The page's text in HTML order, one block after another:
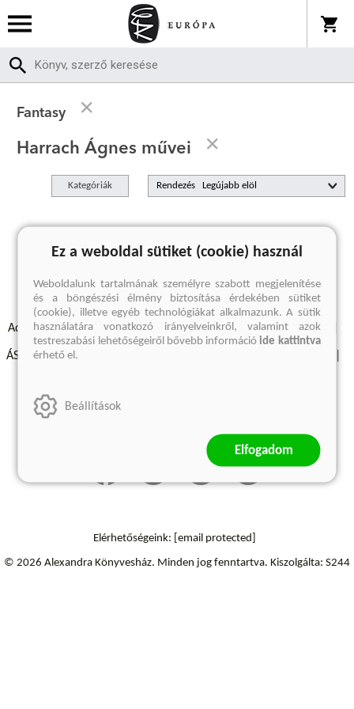
Fantasy
Harrach Ágnes művei
Kategóriák Rendezés
A keresett kifejezésre nincs találat
Adatvédelmi szabályzatok Elállási felmondási nyilatkozat
ÁSZF - Vásárlási feltételek
Szállítási információk
Elérhetőségeink: [email protected]
© 2026 Alexandra Könyvesház. Minden jog fenntartva. Kiszolgálta: S244
Ez a weboldal sütiket (cookie) használ
Weboldalunk tartalmának személyre szabott megjelenítése
és a böngészési élmény biztosítása érdekében sütiket
(cookie), illetve egyéb technológiákat alkalmazunk. A sütik
használatára vonatkozó irányelveinkről, valamint azok
testreszabási lehetőségeiről bővebb információide kattintva
érhető el.
Beállítások
Elfogadom